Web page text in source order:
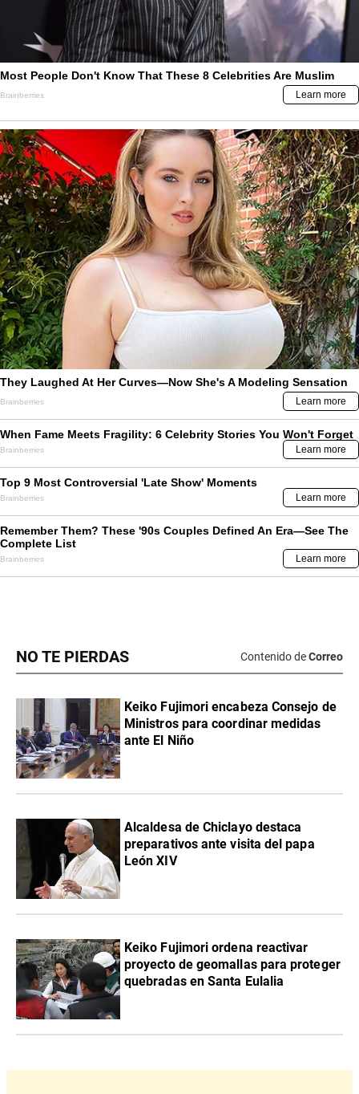
NO TE PIERDAS Contenido deCorreo
Keiko Fujimori encabeza Consejo de
Ministros para coordinar medidas
ante El Niño
Alcaldesa de Chiclayo destaca
preparativos ante visita del papa
León XIV
Keiko Fujimori ordena reactivar
proyecto de geomallas para proteger
quebradas en Santa Eulalia